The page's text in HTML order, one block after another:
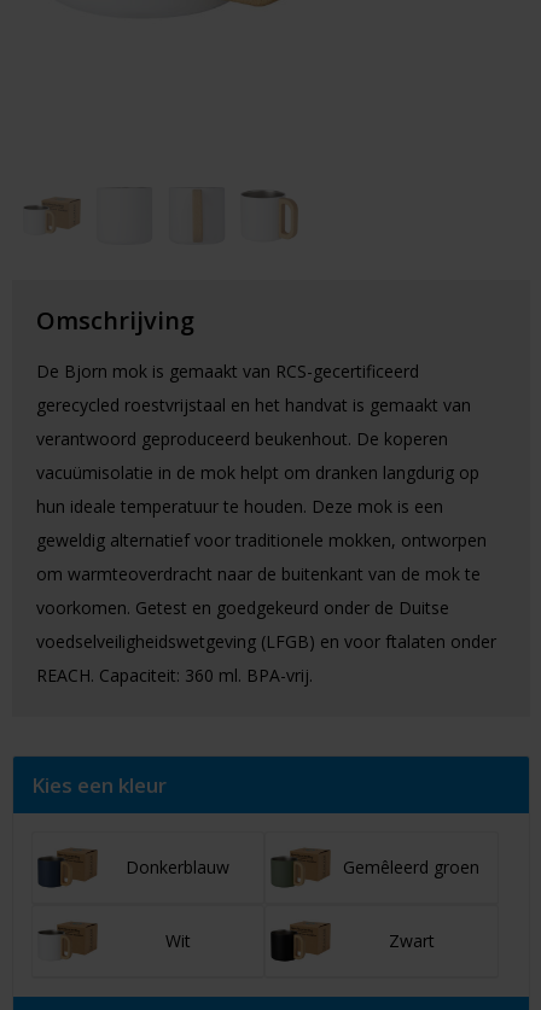
Omschrijving
De Bjorn mok is gemaakt van RCS-gecertificeerd
gerecycled roestvrijstaal en het handvat is gemaakt van
verantwoord geproduceerd beukenhout. De koperen
vacuümisolatie in de mok helpt om dranken langdurig op
hun ideale temperatuur te houden. Deze mok is een
geweldig alternatief voor traditionele mokken, ontworpen
om warmteoverdracht naar de buitenkant van de mok te
voorkomen. Getest en goedgekeurd onder de Duitse
voedselveiligheidswetgeving (LFGB) en voor ftalaten onder
REACH. Capaciteit: 360 ml. BPA-vrij.
Kies een kleur
Donkerblauw Gemêleerd groen
Wit Zwart